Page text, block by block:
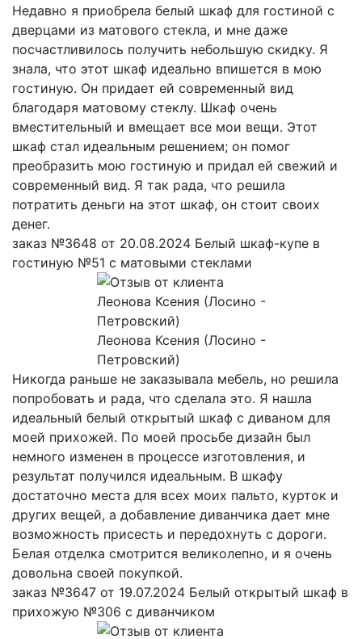
Недавно я приобрела белый шкаф для гостиной с
дверцами из матового стекла, и мне даже
посчастливилось получить небольшую скидку. Я
знала, что этот шкаф идеально впишется в мою
гостиную. Он придает ей современный вид
благодаря матовому стеклу. Шкаф очень
вместительный и вмещает все мои вещи. Этот
шкаф стал идеальным решением; он помог
преобразить мою гостиную и придал ей свежий и
современный вид. Я так рада, что решила
потратить деньги на этот шкаф, он стоит своих
денег.
заказ №3648 от 20.08.2024 Белый шкаф-купе в
гостиную №51 с матовыми стеклами
Леонова Ксения (Лосино -
Петровский)
Никогда раньше не заказывала мебель, но решила
попробовать и рада, что сделала это. Я нашла
идеальный белый открытый шкаф с диваном для
моей прихожей. По моей просьбе дизайн был
немного изменен в процессе изготовления, и
результат получился идеальным. В шкафу
достаточно места для всех моих пальто, курток и
других вещей, а добавление диванчика дает мне
возможность присесть и передохнуть с дороги.
Белая отделка смотрится великолепно, и я очень
довольна своей покупкой.
заказ №3647 от 19.07.2024 Белый открытый шкаф в
прихожую №306 с диванчиком